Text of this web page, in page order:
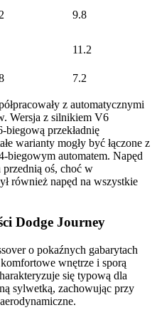
9.8
11.2
7.2
z automatycznymi
Wersja z silnikiem V6
biegową przekładnię
warianty mogły być łączone z
biegowym automatem. Napęd
przednią oś, choć w
również napęd na wszystkie
Dodge Journey
o pokaźnych gabarytach
wnętrze i sporą
się typową dla
sylwetką, zachowując przy